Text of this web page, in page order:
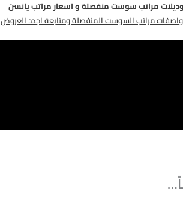
مراتب سوست منفصلة و اسعار مراتب يانسن
مراتب السوست المنفصلة ومتابعة اجدد العروض